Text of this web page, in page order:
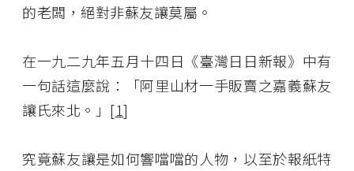
的老闆，絕對非蘇友讓莫屬。
在一九二九年五月十四日《臺灣日日新報》中有
一句話這麼說：「阿里山材一手販賣之嘉義蘇友
讓氏來北。」[1]
究竟蘇友讓是如何響噹噹的人物，以至於報紙特